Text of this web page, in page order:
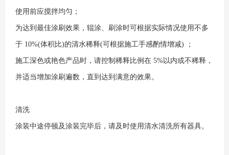
使用前应搅拌均匀；
为达到最佳涂刷效果，辊涂、刷涂时可根据实际情况使用不多
于 10%(体积比)的清水稀释(可根据施工手感酌情增减) ；
施工深色或艳色产品时，请控制稀释比例在 5%以内或不稀释，
并适当增加涂刷遍数，直到达到满意的效果。
清洗
涂装中途停顿及涂装完毕后，请及时使用清水清洗所有器具。